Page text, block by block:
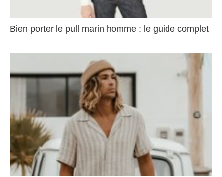
Bien porter le pull marin homme : le guide complet